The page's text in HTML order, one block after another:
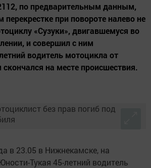
по предварительным данным,
перекрестке при повороте налево не
«Сузуки», двигавшемуся во
и совершил с ним
водитель мотоцикла от
на месте происшествия.
в 23.05 в Нижнекамске, на
Тукая 45-летний водитель